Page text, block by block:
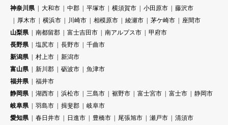
神奈川県
大和市 中郡 平塚市 横須賀市 小田原市
藤沢市
厚木市
横浜市 川崎市 相模原市 綾瀬市 茅ケ崎市
座間市
山梨県
南都留郡 富士吉田市 南アルプス市
甲府市
長野県
塩尻市 長野市
千曲市
新潟県
村上市
新潟市
富山県
新川郡 砺波市
魚津市
福井県
福井市
静岡県
湖西市 浜松市 三島市 裾野市 富士宮市 富士市
静岡市
岐阜県
羽島市 揖斐郡
岐阜市
愛知県
春日井市 日進市 豊橋市 尾張旭市 瀬戸市
清須市